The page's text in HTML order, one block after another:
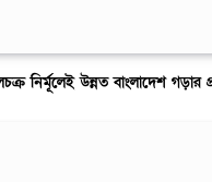
নির্মূলেই উন্নত বাংলাদেশ গড়ার